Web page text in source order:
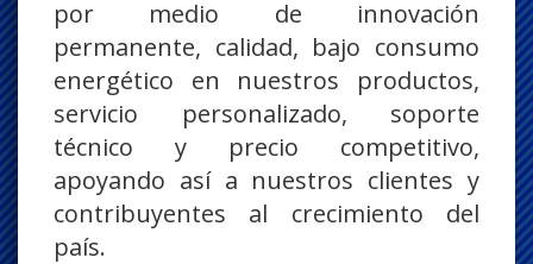
por medio de innovación
permanente, calidad, bajo consumo
energético en nuestros productos,
servicio personalizado, soporte
técnico y precio competitivo,
apoyando así a nuestros clientes y
contribuyentes al crecimiento del
país.